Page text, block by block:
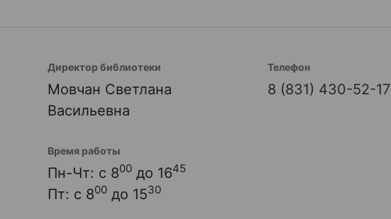
Директор библиотеки
Мовчан Светлана
Васильевна
Телефон
8 (831) 430-52-17
Время работы
Пн-Чт: с 800 до 1645
Пт: с 800 до 1530